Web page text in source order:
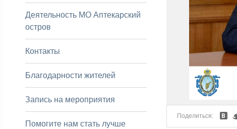
Деятельность МО Аптекарский
остров
Контакты
Благодарности жителей
Запись на мероприятия
Помогите нам стать лучше
Поделиться: